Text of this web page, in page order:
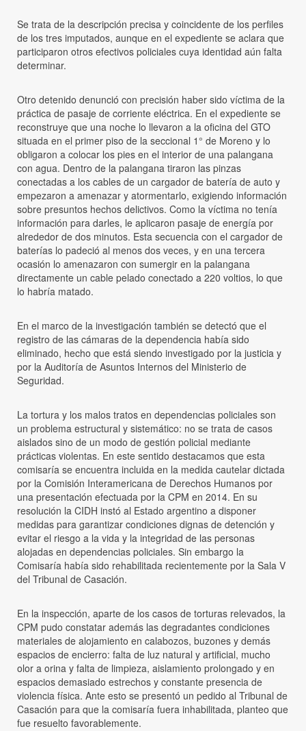
Se trata de la descripción precisa y coincidente de los perfiles
de los tres imputados, aunque en el expediente se aclara que
participaron otros efectivos policiales cuya identidad aún falta
determinar.
Otro detenido denunció con precisión haber sido víctima de la
práctica de pasaje de corriente eléctrica. En el expediente se
reconstruye que una noche lo llevaron a la oficina del GTO
situada en el primer piso de la seccional 1° de Moreno y lo
obligaron a colocar los pies en el interior de una palangana
con agua. Dentro de la palangana tiraron las pinzas
conectadas a los cables de un cargador de batería de auto y
empezaron a amenazar y atormentarlo, exigiendo información
sobre presuntos hechos delictivos. Como la víctima no tenía
información para darles, le aplicaron pasaje de energía por
alrededor de dos minutos. Esta secuencia con el cargador de
baterías lo padeció al menos dos veces, y en una tercera
ocasión lo amenazaron con sumergir en la palangana
directamente un cable pelado conectado a 220 voltios, lo que
lo habría matado.
En el marco de la investigación también se detectó que el
registro de las cámaras de la dependencia había sido
eliminado, hecho que está siendo investigado por la justicia y
por la Auditoría de Asuntos Internos del Ministerio de
Seguridad.
La tortura y los malos tratos en dependencias policiales son
un problema estructural y sistemático: no se trata de casos
aislados sino de un modo de gestión policial mediante
prácticas violentas. En este sentido destacamos que esta
comisaría se encuentra incluida en la medida cautelar dictada
por la Comisión Interamericana de Derechos Humanos por
una presentación efectuada por la CPM en 2014. En su
resolución la CIDH instó al Estado argentino a disponer
medidas para garantizar condiciones dignas de detención y
evitar el riesgo a la vida y la integridad de las personas
alojadas en dependencias policiales. Sin embargo la
Comisaría había sido rehabilitada recientemente por la Sala V
del Tribunal de Casación.
En la inspección, aparte de los casos de torturas relevados, la
CPM pudo constatar además las degradantes condiciones
materiales de alojamiento en calabozos, buzones y demás
espacios de encierro: falta de luz natural y artificial, mucho
olor a orina y falta de limpieza, aislamiento prolongado y en
espacios demasiado estrechos y constante presencia de
violencia física. Ante esto se presentó un pedido al Tribunal de
Casación para que la comisaría fuera inhabilitada, planteo que
fue resuelto favorablemente.